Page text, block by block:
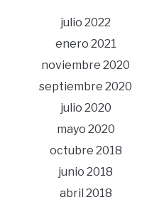
julio 2022
enero 2021
noviembre 2020
septiembre 2020
julio 2020
mayo 2020
octubre 2018
junio 2018
abril 2018